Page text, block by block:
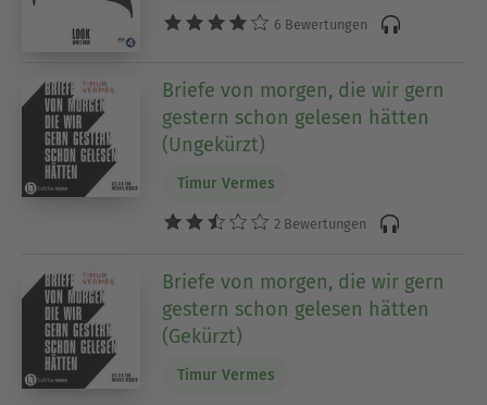
6 Bewertungen
Briefe von morgen, die wir gern
gestern schon gelesen hätten
(Ungekürzt)
Timur Vermes
2 Bewertungen
Briefe von morgen, die wir gern
gestern schon gelesen hätten
(Gekürzt)
Timur Vermes